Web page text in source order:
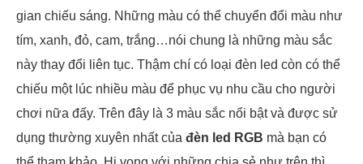
gian chiếu sáng. Những màu có thể chuyển đổi màu như
tím, xanh, đỏ, cam, trắng…nói chung là những màu sắc
này thay đổi liên tục. Thậm chí có loại đèn led còn có thể
chiếu một lúc nhiều màu để phục vụ nhu cầu cho người
chơi nữa đấy. Trên đây là 3 màu sắc nổi bật và được sử
dụng thường xuyên nhất của đèn led RGB mà bạn có